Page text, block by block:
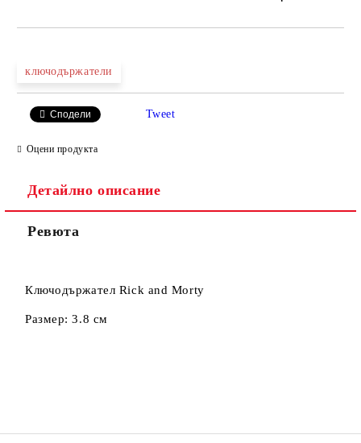
Съгласен съм с
Ние ще се свържем с вас в рамките на работния ден.
ключодържатели
Сподели Tweet
Оцени продукта
Детайлно описание
Ревюта
Ключодържател Rick and Morty
Размер: 3.8 см